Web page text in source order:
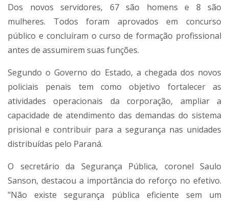
Dos novos servidores, 67 são homens e 8 são
mulheres. Todos foram aprovados em concurso
público e concluíram o curso de formação profissional
antes de assumirem suas funções.
Segundo o Governo do Estado, a chegada dos novos
policiais penais tem como objetivo fortalecer as
atividades operacionais da corporação, ampliar a
capacidade de atendimento das demandas do sistema
prisional e contribuir para a segurança nas unidades
distribuídas pelo Paraná.
O secretário da Segurança Pública, coronel Saulo
Sanson, destacou a importância do reforço no efetivo.
"Não existe segurança pública eficiente sem um